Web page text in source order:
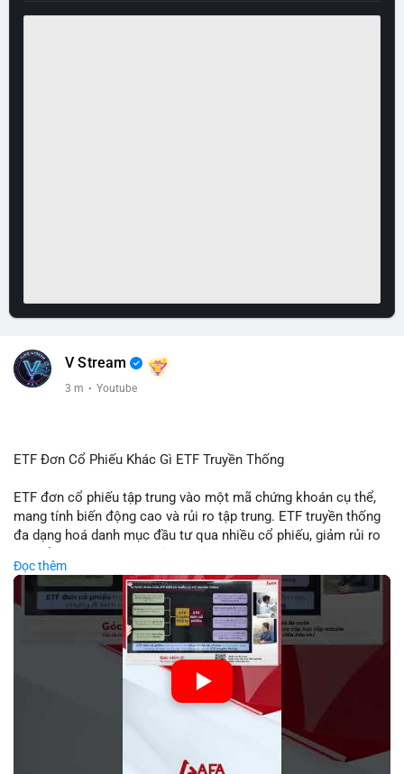
V Stream
3 m · Youtube
ETF Đơn Cổ Phiếu Khác Gì ETF Truyền Thống
ETF đơn cổ phiếu tập trung vào một mã chứng khoán cụ thể,
mang tính biến động cao và rủi ro tập trung. ETF truyền thống
đa dạng hoá danh mục đầu tư qua nhiều cổ phiếu, giảm rủi ro
sản và mức độ tiếp xúc với thị trường.
🎥 Xem video trực tiếp tại:
Nguồn: Tài chính & Kinh doanh
Đọc thêm